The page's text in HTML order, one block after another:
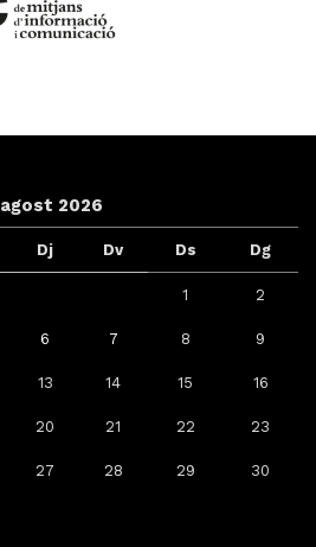
agost 2026
Dj Dv Ds Dg
1 2
6 7 8 9
13 14 15 16
20 21 22 23
27 28 29 30